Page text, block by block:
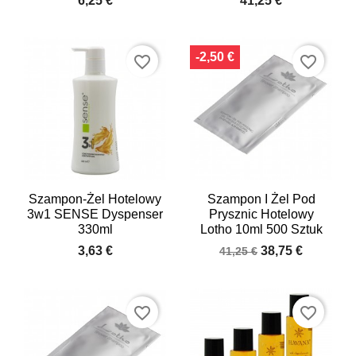
Szampon-Żel Hotelowy
3w1 SENSE Dyspenser
330ml
3,63 €
favorite_border
Szampon I Żel Pod
Prysznic Hotelowy
Lotho 10ml 500 Sztuk
41,25 € 38,75 €
-2,50 € favorite_border
favorite_border favorite_border